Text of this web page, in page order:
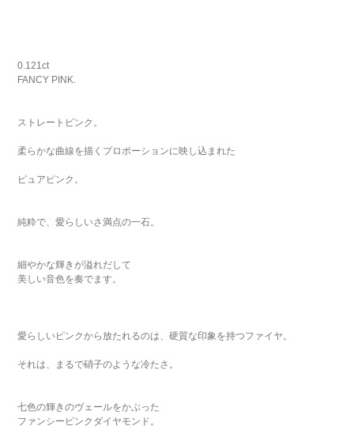
0.121ct
FANCY PINK.
ストレートピンク。
柔らかな曲線を描くプロポーションに映し込まれた
ピュアピンク。
純粋で、愛らしいさ満点の一石。
細やかな輝きが溢れだして
美しい音色を奏でます。
愛らしいピンクから放たれるのは、硬質な印象を持つファイヤ。
それは、まるで硝子のような冷たさ。
七色の輝きのヴェールをかぶった
ファンシーピンクダイヤモンド。